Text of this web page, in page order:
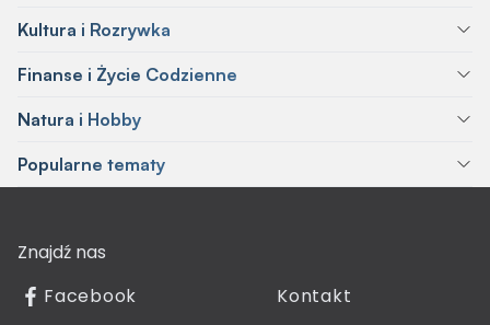
Kultura i Rozrywka
Finanse i Życie Codzienne
Natura i Hobby
Popularne tematy
Znajdź nas
Facebook
Kontakt